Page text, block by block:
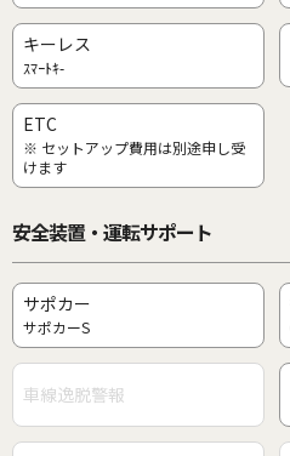
キーレス
ｽﾏｰﾄｷ-
ETC
※ セットアップ費用は別途申し受
けます
安全装置・運転サポート
サポカー
サポカーS
車線逸脱警報